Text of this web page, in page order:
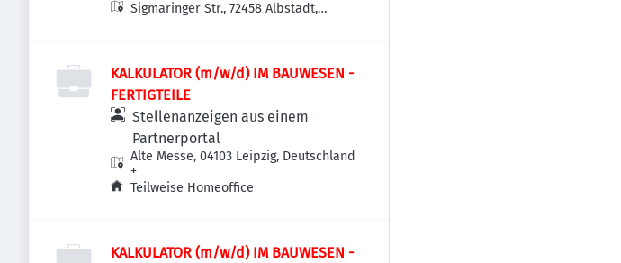
Sigmaringer Str., 72458 Albstadt,
KALKULATOR (m/w/d) IM BAUWESEN -
FERTIGTEILE
Stellenanzeigen aus einem
Partnerportal
Alte Messe, 04103 Leipzig, Deutschland
+
Teilweise Homeoffice
KALKULATOR (m/w/d) IM BAUWESEN -